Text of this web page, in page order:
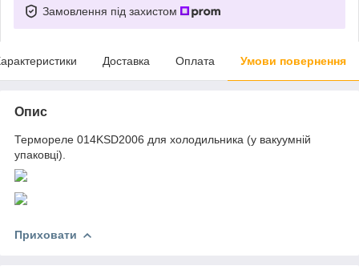
Замовлення під захистом
Доставка Оплата Умови повернення
Опис
Термореле 014KSD2006 для холодильника (у вакуумній
упаковці).
Приховати